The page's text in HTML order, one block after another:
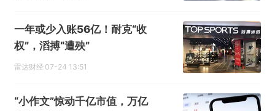
一年或少入账56亿！耐克“收
权”，滔搏“遭殃”
雷达财经 07-24 13:51
“小作文”惊动千亿市值，万亿